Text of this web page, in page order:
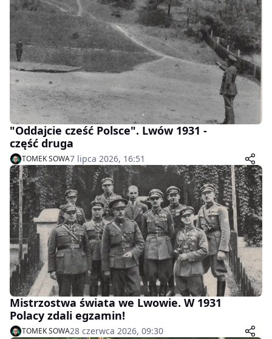
"Oddajcie cześć Polsce". Lwów 1931 -
część druga
TOMEK SOWA7 lipca 2026, 16:51
Mistrzostwa świata we Lwowie. W 1931
Polacy zdali egzamin!
TOMEK SOWA28 czerwca 2026, 09:30